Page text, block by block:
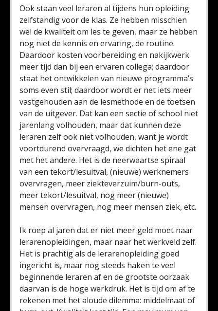
Ook staan veel leraren al tijdens hun opleiding
zelfstandig voor de klas. Ze hebben misschien
wel de kwaliteit om les te geven, maar ze hebben
nog niet de kennis en ervaring, de routine.
Daardoor kosten voorbereiding en nakijkwerk
meer tijd dan bij een ervaren collega; daardoor
staat het ontwikkelen van nieuwe programma’s
soms even stil; daardoor wordt er net iets meer
vastgehouden aan de lesmethode en de toetsen
van de uitgever. Dat kan een sectie of school niet
jarenlang volhouden, maar dat kunnen deze
leraren zelf ook niet volhouden, want je wordt
voortdurend overvraagd, we dichten het ene gat
met het andere. Het is de neerwaartse spiraal
van een tekort/lesuitval, (nieuwe) werknemers
overvragen, meer ziekteverzuim/burn-outs,
meer tekort/lesuitval, nog meer (nieuwe)
mensen overvragen, nog meer mensen ziek, etc.
Ik roep al jaren dat er niet meer geld moet naar
lerarenopleidingen, maar naar het werkveld zelf.
Het is prachtig als de lerarenopleiding goed
ingericht is, maar nog steeds haken te veel
beginnende leraren af en de grootste oorzaak
daarvan is de hoge werkdruk. Het is tijd om af te
rekenen met het aloude dilemma: middelmaat of